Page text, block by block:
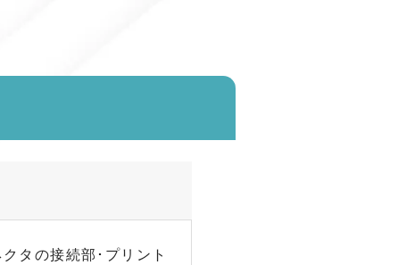
タの接続部･プリント